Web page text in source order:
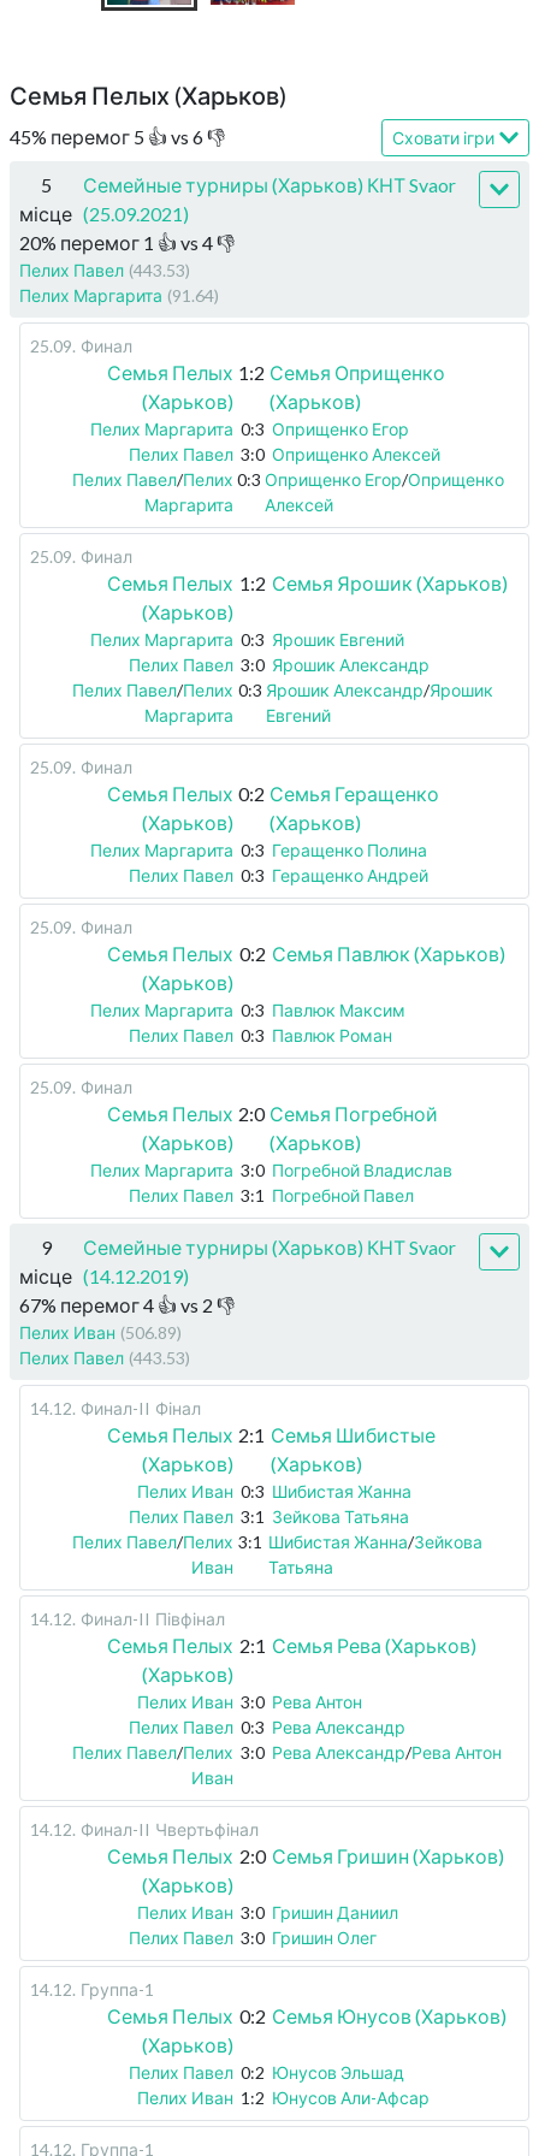
Семья Пелых (Харьков)
45% перемог 5 👍 vs 6👎 Сховати ігри
5
місце
Семейные турниры (Харьков) КНТ Svaor
(25.09.2021)
20% перемог 1 👍 vs 4👎
Пелих Павел (443.53)
Пелих Маргарита (91.64)
25.09. Финал
Семья Пелых
(Харьков)
1:2 Семья Оприщенко
(Харьков)
Пелих Маргарита 0:3 Оприщенко Егор
Пелих Павел 3:0 Оприщенко Алексей
Пелих Павел/Пелих
Маргарита
0:3 Оприщенко Егор/Оприщенко
Алексей
25.09. Финал
Семья Пелых
(Харьков)
1:2 Семья Ярошик (Харьков)
Пелих Маргарита 0:3 Ярошик Евгений
Пелих Павел 3:0 Ярошик Александр
Пелих Павел/Пелих
Маргарита
0:3 Ярошик Александр/Ярошик
Евгений
25.09. Финал
Семья Пелых
(Харьков)
0:2 Семья Геращенко
(Харьков)
Пелих Маргарита 0:3 Геращенко Полина
Пелих Павел 0:3 Геращенко Андрей
25.09. Финал
Семья Пелых
(Харьков)
0:2 Семья Павлюк (Харьков)
Пелих Маргарита 0:3 Павлюк Максим
Пелих Павел 0:3 Павлюк Роман
25.09. Финал
Семья Пелых
(Харьков)
2:0 Семья Погребной
(Харьков)
Пелих Маргарита 3:0 Погребной Владислав
Пелих Павел 3:1 Погребной Павел
9
місце
Семейные турниры (Харьков) КНТ Svaor
(14.12.2019)
67% перемог4 👍 vs 2 👎
Пелих Иван (506.89)
Пелих Павел (443.53)
14.12. Финал-II Фінал
Семья Пелых
(Харьков)
2:1 Семья Шибистые
(Харьков)
Пелих Иван 0:3 Шибистая Жанна
Пелих Павел 3:1 Зейкова Татьяна
Пелих Павел/Пелих
Иван
3:1 Шибистая Жанна/Зейкова
Татьяна
14.12. Финал-II Півфінал
Семья Пелых
(Харьков)
2:1 Семья Рева (Харьков)
Пелих Иван 3:0 Рева Антон
Пелих Павел 0:3 Рева Александр
Пелих Павел/Пелих
Иван
3:0 Рева Александр/Рева Антон
14.12. Финал-II Чвертьфінал
Семья Пелых
(Харьков)
2:0 Семья Гришин (Харьков)
Пелих Иван 3:0 Гришин Даниил
Пелих Павел 3:0 Гришин Олег
14.12. Группа-1
Семья Пелых
(Харьков)
0:2 Семья Юнусов (Харьков)
Пелих Павел 0:2 Юнусов Эльшад
Пелих Иван 1:2 Юнусов Али-Афсар
14.12. Группа-1